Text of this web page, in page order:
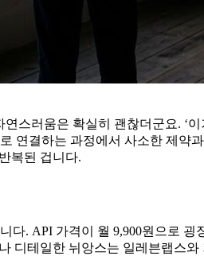
스러움은 확실히 괜찮더군요. ‘
연결하는 과정에서 사소한 제약
복된 겁니다.
다. API 가격이 월 9,900원으로 굉
디테일한 뉘앙스는 일레븐랩스와